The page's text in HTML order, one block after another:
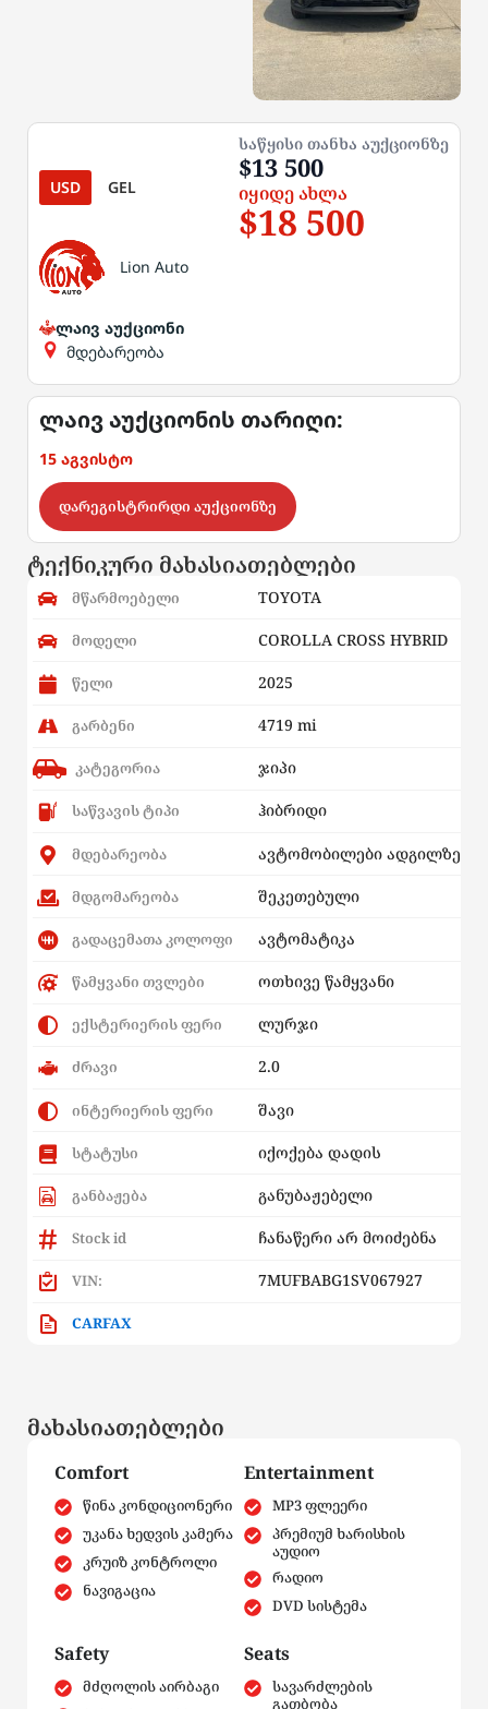
USD GEL
საწყისი თანხა აუქციონზე
$13 500
იყიდე ახლა
$18 500
Lion Auto
ლაივ აუქციონი
მდებარეობა
ლაივ აუქციონის თარიღი:
15 აგვისტო
დარეგისტრირდი აუქციონზე
ტექნიკური მახასიათებლები
მწარმოებელი TOYOTA
მოდელი COROLLA CROSS HYBRID
წელი 2025
გარბენი 4719 mi
კატეგორია ჯიპი
საწვავის ტიპი ჰიბრიდი
მდებარეობა ავტომობილები ადგილზე
მდგომარეობა შეკეთებული
გადაცემათა კოლოფი ავტომატიკა
წამყვანი თვლები ოთხივე წამყვანი
ექსტერიერის ფერი ლურჯი
ძრავი 2.0
ინტერიერის ფერი შავი
სტატუსი იქოქება დადის
განბაჟება განუბაჟებელი
Stock id ჩანაწერი არ მოიძებნა
VIN: 7MUFBABG1SV067927
CARFAX
მახასიათებლები
Comfort
წინა კონდიციონერი
უკანა ხედვის კამერა
კრუიზ კონტროლი
ნავიგაცია
Entertainment
MP3 ფლეერი
პრემიუმ ხარისხის
აუდიო
რადიო
DVD სისტემა
Safety
მძღოლის აირბაგი
Seats
სავარძლების
გათბობა